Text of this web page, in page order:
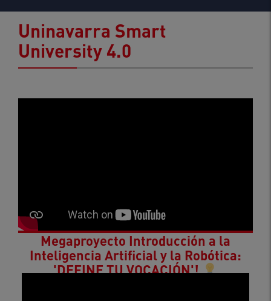
Uninavarra Smart
University 4.0
Megaproyecto Introducción a la
Inteligencia Artificial y la Robótica:
'DEFINE TU VOCACIÓN'!